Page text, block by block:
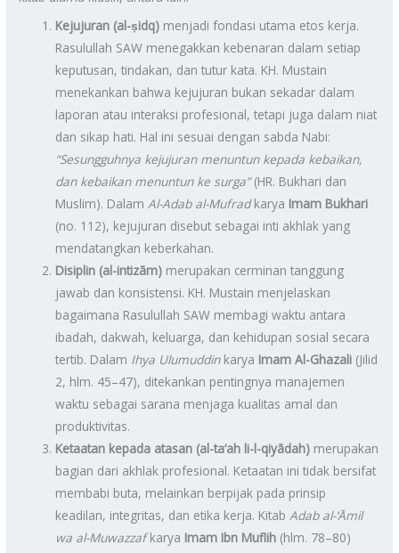
Kejujuran (al-ṣidq) menjadi fondasi utama etos kerja.
Rasulullah SAW menegakkan kebenaran dalam setiap
keputusan, tindakan, dan tutur kata. KH. Mustain
menekankan bahwa kejujuran bukan sekadar dalam
laporan atau interaksi profesional, tetapi juga dalam niat
dan sikap hati. Hal ini sesuai dengan sabda Nabi:
“Sesungguhnya kejujuran menuntun kepada kebaikan,
dan kebaikan menuntun ke surga”(HR. Bukhari dan
Muslim). DalamAl-Adab al-Mufradkarya Imam Bukhari
(no. 112), kejujuran disebut sebagai inti akhlak yang
mendatangkan keberkahan.
Disiplin (al-intizām) merupakan cerminan tanggung
jawab dan konsistensi. KH. Mustain menjelaskan
bagaimana Rasulullah SAW membagi waktu antara
ibadah, dakwah, keluarga, dan kehidupan sosial secara
tertib. Dalam Ihya Ulumuddinkarya Imam Al-Ghazali (Jilid
2, hlm. 45–47), ditekankan pentingnya manajemen
waktu sebagai sarana menjaga kualitas amal dan
produktivitas.
Ketaatan kepada atasan (al-ta‘ah li-l-qiyādah) merupakan
bagian dari akhlak profesional. Ketaatan ini tidak bersifat
membabi buta, melainkan berpijak pada prinsip
keadilan, integritas, dan etika kerja. KitabAdab al-‘Āmil
wa al-Muwazzafkarya Imam Ibn Muflih (hlm. 78–80)